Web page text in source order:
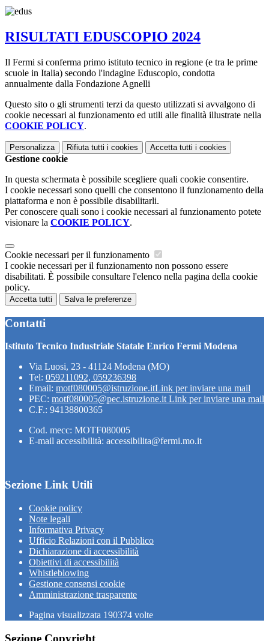
RISULTATI EDUSCOPIO 2024
Il Fermi si conferma primo istituto tecnico in regione (e tra le prime
scuole in Italia) secondo l'indagine Eduscopio, condotta
annualmente dalla Fondazione Agnelli
Questo sito o gli strumenti terzi da questo utilizzati si avvalgono di
cookie necessari al funzionamento ed utili alle finalità illustrate nella
COOKIE POLICY.
Personalizza Rifiuta tutti i cookies Accetta tutti i cookies
Gestione cookie
In questa schermata è possibile scegliere quali cookie consentire.
I cookie necessari sono quelli che consentono il funzionamento della
piattaforma e non è possibile disabilitarli.
Per conoscere quali sono i cookie necessari al funzionamento potete
visionare la COOKIE POLICY.
Cookie necessari per il funzionamento
I cookie necessari per il funzionamento non possono essere
disabilitati. È possibile consultare l'elenco nella pagina della cookie
policy.
Accetta tutti Salva le preferenze
Contatti
Istituto Tecnico Industriale Statale Enrico Fermi Modena
Via Luosi, 23 - 41124 Modena (MO)
Tel: 059211092, 059236398
Email: motf080005@istruzione.itLink per inviare una mail
PEC: motf080005@pec.istruzione.it Link per inviare una mail
C.F.: 94138800365
Cod. mecc: MOTF080005
E-mail accessibilità: accessibilita@fermi.mo.it
Sezione Link Utili
Cookie policy
Note legali
Informativa Privacy
Ufficio Relazioni con il Pubblico
Dichiarazione di accessibilità
Obiettivi di accessibilità
Whistleblowing
Gestione consensi cookie
Amministrazione trasparente
Pagina visualizzata 190374 volte
Sezione Copyright